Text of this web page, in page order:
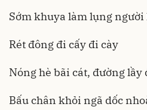
Sớm khuya làm lụng người
Rét đông đi cấy đi cày
Nóng hè bãi cát, đường lầy
Bấu chân khỏi ngã dốc